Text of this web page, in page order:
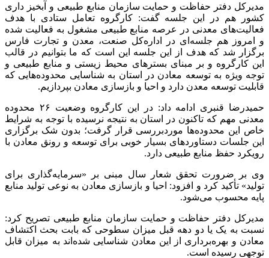
مدیرکل دفتر حفاظت و حمایت سازمان منابع طبیعی و آبخیز داری
کشور هم در این جلسه گفت: کارگروه تعامل ستادی با هدف
فعالیت‌های معدنی در عرصه منابع طبیعی مشغول به فعالیت شده
و امروز هم جلسه‌ای در اداره‌کل صنعت، معدن و تجارت فارس
برگزار شد که هدف از این جلسه این است که ما بتوانیم در قالب
این کارگروه و بر مبنای بسترهای محیط زیستی و منابع طبیعی و
توجه ویژه به توسعه معادن در استان به شناسایی محدوده‌هایی که
قابلیت توسعه معدن دارد و احیا و بازسازی معادن بپردازیم.
حمیدرضا قنبری ادامه داد: در این کارگروه وضعیت ۲۶ محدوده
معدنی مهم که تاکنون در استان به نتیجه نرسیده با توجه به شرایط
خاص این محدوده‌ها موردبررسی قرار گرفت؛ بدون شک برگزاری
این جلسات دستاوردهای بسیار خوبی برای توسعه و رونق معادن با
رویکرد حفظ منابع طبیعی دارد.
وی بر ضرورت تحقق شعار سال مبنی بر «سرمایه‌گذاری برای
تولید» تأکید کرد و افزود: احیا و بازسازی معادن به نوعی تولید منابع
پایه محسوب می‌شود.
مدیرکل دفتر حفاظت و حمایت سازمان منابع طبیعی تصریح کرد:
نسبت به یک یا دو دهه قبل میزان سطوحی که بابت بحث اکتشاف
معادن و بهره‌برداری از این معادن شناسایی شده‌اند به میزان قابل
توجهی رسیده است.